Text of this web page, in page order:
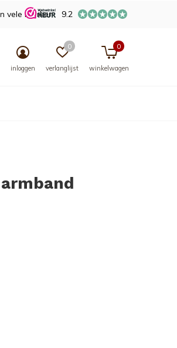
inloggen verlanglijst
0
winkelwagen
0
vele merken 9.2